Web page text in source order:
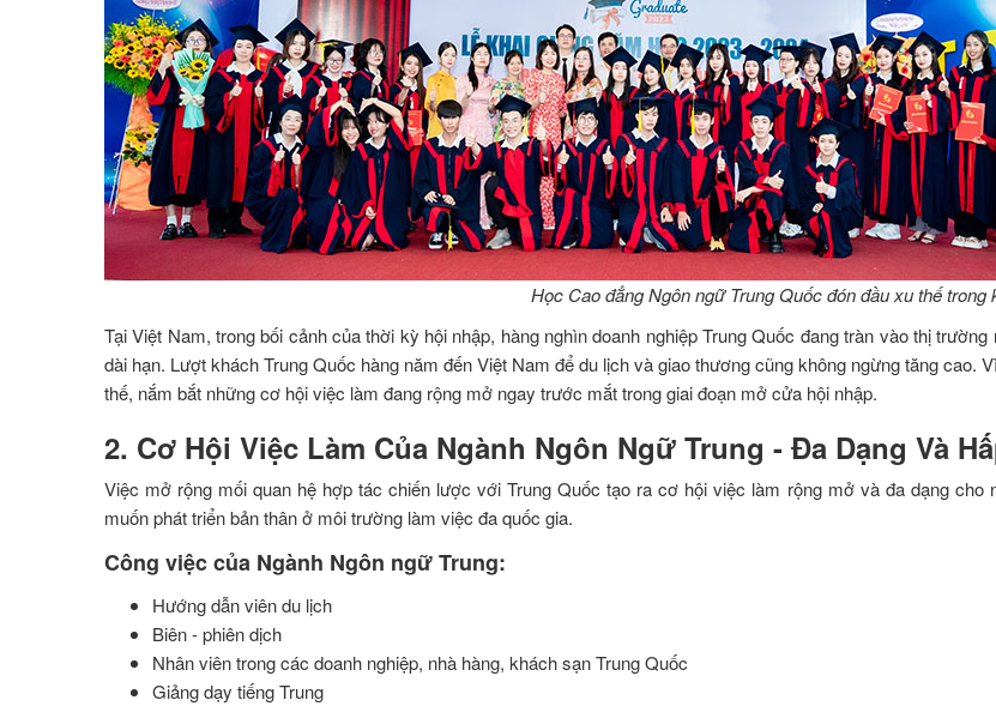
Học Cao đẳng Ngôn ngữ Trung Quốc đón đầu xu thế trong
Tại Việt Nam, trong bối cảnh của thời kỳ hội nhập, hàng nghìn doanh nghiệp Trung Quốc đang tràn vào thị
dài hạn. Lượt khách Trung Quốc hàng năm đến Việt Nam để du lịch và giao thương cũng không ngừng tăng cao.
thế, nắm bắt những cơ hội việc làm đang rộng mở ngay trước mắt trong giai đoạn mở cửa hội nhập.
2. Cơ Hội Việc Làm Của Ngành Ngôn Ngữ Trung - Đa Dạng Và
Việc mở rộng mối quan hệ hợp tác chiến lược với Trung Quốc tạo ra cơ hội việc làm rộng mở và đa dạng cho
muốn phát triển bản thân ở môi trường làm việc đa quốc gia.
Công việc của Ngành Ngôn ngữ Trung:
Hướng dẫn viên du lịch
Biên - phiên dịch
Nhân viên trong các doanh nghiệp, nhà hàng, khách sạn Trung Quốc
Giảng dạy tiếng Trung